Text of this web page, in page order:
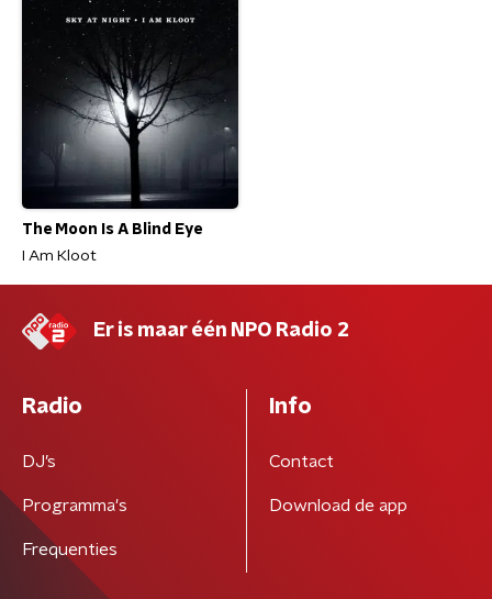
The Moon Is A Blind Eye
I Am Kloot
Er is maar één NPO Radio 2
Radio
DJ’s
Programma's
Frequenties
Info
Contact
Download de app